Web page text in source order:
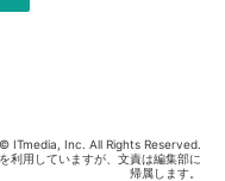
ITmedia, Inc. All Rights Reserved.
利用していますが、文責は編集部に
帰属します。